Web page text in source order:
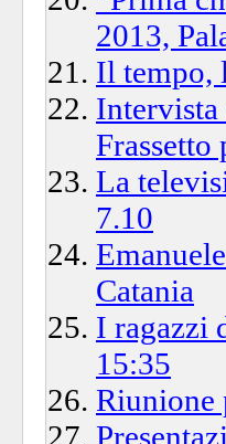
2013,
Il tempo,
Intervista
La
7.10
Catania
I ragazzi
15:35
Riunione